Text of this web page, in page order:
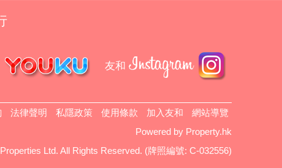
友和
法律聲明 私隱政策 使用條款 加入友和
網站導覽
Powered by Property.hk
Ltd. All Rights Reserved. (牌照編號: C-032556)